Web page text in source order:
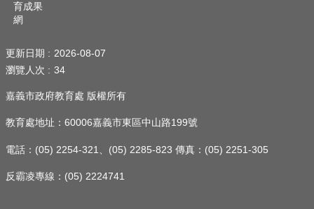
網
導
覽
訂
閱
RSS
站
內
搜
育成果
網
更新日期
2026-08-07
瀏覽人次
34
嘉義市政府教育處 版權所有
教育處地址：60006嘉義市東區中山路199號
電話：(05) 2254-321、(05) 2285-823 傳真：(05) 2251-305
反霸凌專線：(05) 2224741